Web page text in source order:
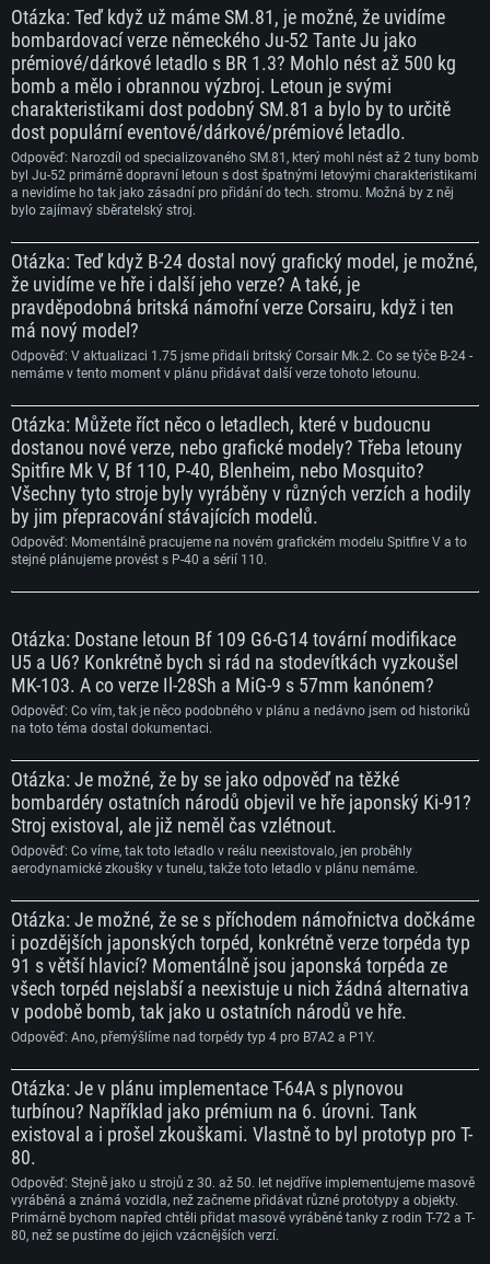
SYSTÉMOVÉ POŽADAVKY
PC
Mac
Linux
Minimální
OS: Windows 10 (64bitový)
Procesor: Dual-Core 2.2 GHz
Operační paměť: 4 GB
Grafická karta podpora DirectX 11: AMD Radeon 77XX / NVIDIA GeForce
GTX 660. Minimální podporované rozlišení hry je 720p
Minimální
OS: Mac OS Big Sur 11.0 nebo novější
Procesor: Core i5 (Intel Xeon není podporován)
Operační paměť: 6 GB
Grafická karta: Intel Iris Pro 5200 (Mac) nebo srovnatelně výkonnou kartu
od AMD/Nvidia pro Mac. Minimální podporované rozlišení hry je 720p v
případě použití Metal.
Minimální
OS: Většina moderních 64bitových distribucí Linuxu
Procesor: Dual-Core 2.4 GHz
Operační paměť: 4 GB
Grafická karta: NVIDIA 660 s nejnovějšími proprietárními ovladači (ne
staršími, než půl roku) / srovnatelná karta AMD s nejnovějšími
proprietárními ovladači (ne staršími, než půl roku); minimální podporované
Otázka: Teď když už máme SM.81, je možné, že uvidíme
bombardovací verze německého Ju-52 Tante Ju jako
prémiové/dárkové letadlo s BR 1.3? Mohlo nést až 500 kg
bomb a mělo i obrannou výzbroj. Letoun je svými
charakteristikami dost podobný SM.81 a bylo by to určitě
dost populární eventové/dárkové/prémiové letadlo.
Odpověď: Narozdíl od specializovaného SM.81, který mohl nést až 2 tuny bomb
byl Ju-52 primárně dopravní letoun s dost špatnými letovými charakteristikami
a nevidíme ho tak jako zásadní pro přidání do tech. stromu. Možná by z něj
bylo zajímavý sběratelský stroj.
Otázka: Teď když B-24 dostal nový grafický model, je možné,
že uvidíme ve hře i další jeho verze? A také, je
pravděpodobná britská námořní verze Corsairu, když i ten
má nový model?
Odpověď: V aktualizaci 1.75 jsme přidali britský Corsair Mk.2. Co se týče B-24 -
nemáme v tento moment v plánu přidávat další verze tohoto letounu.
Otázka: Můžete říct něco o letadlech, které v budoucnu
dostanou nové verze, nebo grafické modely? Třeba letouny
Spitfire Mk V, Bf 110, P-40, Blenheim, nebo Mosquito?
Všechny tyto stroje byly vyráběny v různých verzích a hodily
by jim přepracování stávajících modelů.
Odpověď: Momentálně pracujeme na novém grafickém modelu Spitfire V a to
stejné plánujeme provést s P-40 a sérií 110.
Otázka: Dostane letoun Bf 109 G6-G14 tovární modifikace
U5 a U6? Konkrétně bych si rád na stodevítkách vyzkoušel
MK-103. A co verze Il-28Sh a MiG-9 s 57mm kanónem?
Odpověď: Co vím, tak je něco podobného v plánu a nedávno jsem od historiků
na toto téma dostal dokumentaci.
Otázka: Je možné, že by se jako odpověď na těžké
bombardéry ostatních národů objevil ve hře japonský Ki-91?
Stroj existoval, ale již neměl čas vzlétnout.
Odpověď: Co víme, tak toto letadlo v reálu neexistovalo, jen proběhly
aerodynamické zkoušky v tunelu, takže toto letadlo v plánu nemáme.
Otázka: Je možné, že se s příchodem námořnictva dočkáme
i pozdějších japonských torpéd, konkrétně verze torpéda typ
91 s větší hlavicí? Momentálně jsou japonská torpéda ze
všech torpéd nejslabší a neexistuje u nich žádná alternativa
v podobě bomb, tak jako u ostatních národů ve hře.
Odpověď: Ano, přemýšlíme nad torpédy typ 4 pro B7A2 a P1Y.
Otázka: Je v plánu implementace T-64A s plynovou
turbínou? Například jako prémium na 6. úrovni. Tank
existoval a i prošel zkouškami. Vlastně to byl prototyp pro T-
80.
Odpověď: Stejně jako u strojů z 30. až 50. let nejdříve implementujeme masově
vyráběná a známá vozidla, než začneme přidávat různé prototypy a objekty.
Primárně bychom napřed chtěli přidat masově vyráběné tanky z rodin T-72 a T-
80, než se pustíme do jejich vzácnějších verzí.